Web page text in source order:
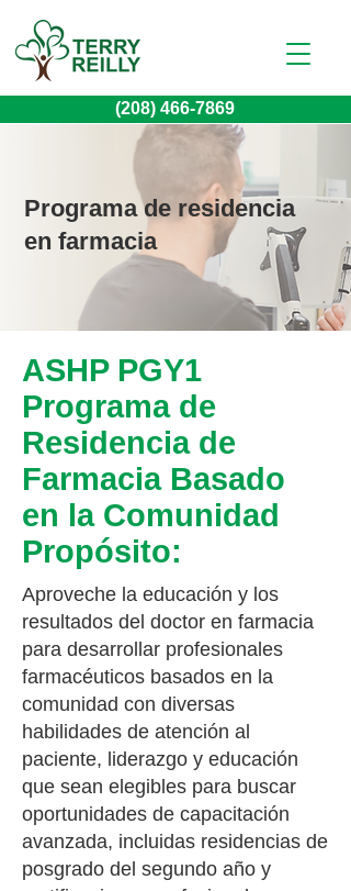
(208) 466-7869
Programa de residencia
en farmacia
ASHP PGY1
Programa de
Residencia de
Farmacia Basado
en la Comunidad
Propósito:
Aproveche la educación y los
resultados del doctor en farmacia
para desarrollar profesionales
farmacéuticos basados en la
comunidad con diversas
habilidades de atención al
paciente, liderazgo y educación
que sean elegibles para buscar
oportunidades de capacitación
avanzada, incluidas residencias de
posgrado del segundo año y